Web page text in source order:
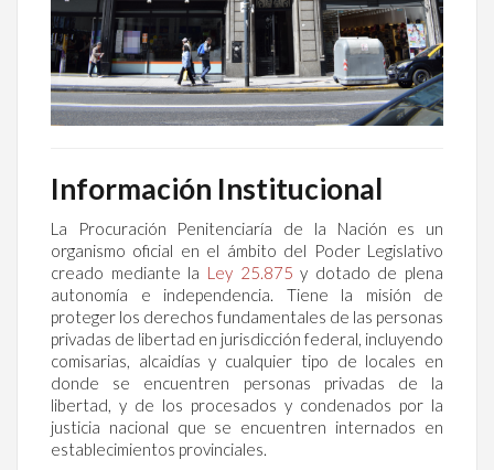
Información Institucional
La Procuración Penitenciaría de la Nación es un
organismo oficial en el ámbito del Poder Legislativo
creado mediante la Ley 25.875 y dotado de plena
autonomía e independencia. Tiene la misión de
proteger los derechos fundamentales de las personas
privadas de libertad en jurisdicción federal, incluyendo
comisarias, alcaidías y cualquier tipo de locales en
donde se encuentren personas privadas de la
libertad, y de los procesados y condenados por la
justicia nacional que se encuentren internados en
establecimientos provinciales.